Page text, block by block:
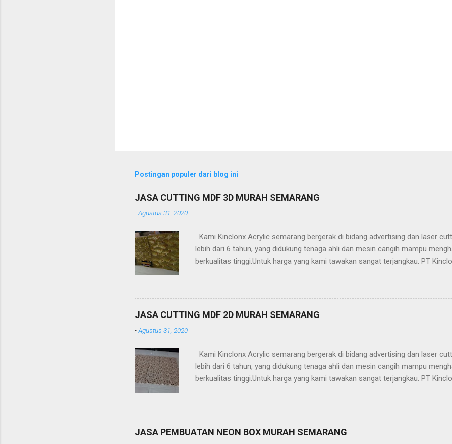
Postingan populer dari blog ini
JASA CUTTING MDF 3D MURAH SEMARANG
-Agustus 31, 2020
Kami Kinclonx Acrylic semarang bergerak di bidang advertising dan laser
lebih dari 6 tahun, yang didukung tenaga ahli dan mesin cangih mampu
berkualitas tinggi.Untuk harga yang kami tawakan sangat terjangkau. PT
-Pagar -Railling Tangga/Balkon -Kanopi -Wallpanel 2D dan 3D -Partisi
(platbesi, stainless, tembaga, baja, ACP, dll) -Jasa Potong Non Metal (Acrylic,
Kelebihan Kinclonx Acrylic : -Pelayanan Prima -Hasil Produk Berkualitas -
JASA CUTTING MDF 2D MURAH SEMARANG
-Agustus 31, 2020
Kami Kinclonx Acrylic semarang bergerak di bidang advertising dan laser
lebih dari 6 tahun, yang didukung tenaga ahli dan mesin cangih mampu
berkualitas tinggi.Untuk harga yang kami tawakan sangat terjangkau. PT
-Pagar -Railling Tangga/Balkon -Kanopi -Wallpanel 2D dan 3D -Partisi
(platbesi, stainless, tembaga, baja, ACP, dll) -Jasa Potong Non Metal (Acrylic,
Kelebihan Kinclonx Acrylic : -Pelayanan Prima -Hasil Produk Berkualitas -
JASA PEMBUATAN NEON BOX MURAH SEMARANG